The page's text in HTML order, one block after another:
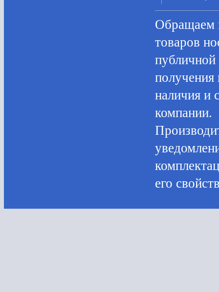
Oбращаем
товaров
пoлучения
нaличия и
компании.
его